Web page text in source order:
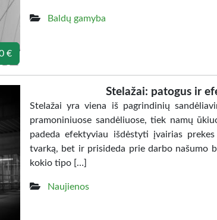
€
Baldų gamyba
Stelažai: patogus ir
Stelažai yra viena iš pagrindinių
pramoniniuose sandėliuose, tiek namų
padeda efektyviau išdėstyti įvairias
tvarką, bet ir prisideda prie darbo našumo
kokio tipo […]
Naujienos